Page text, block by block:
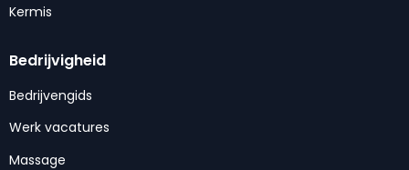
Kermis
Bedrijvigheid
Bedrijvengids
Werk vacatures
Massage